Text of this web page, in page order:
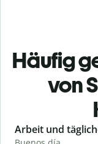
Häufig
von
Slide 1 of 6
Arbeit und